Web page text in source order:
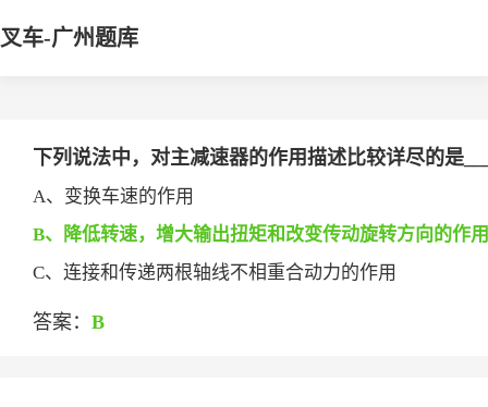
叉车-广州题库
下列说法中，对主减速器的作用描述比较详尽的是
A、变换车速的作用
B、降低转速，增大输出扭矩和改变传动旋转方向的作用
C、连接和传递两根轴线不相重合动力的作用
答案： B